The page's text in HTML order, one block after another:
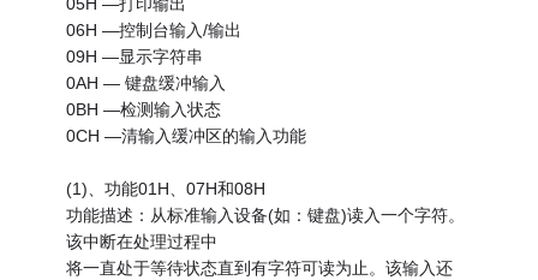
05H —打印输出
06H —控制台输入/输出
09H —显示字符串
0AH — 键盘缓冲输入
0BH —检测输入状态
0CH —清输入缓冲区的输入功能
(1)、功能01H、07H和08H
功能描述：从标准输入设备(如：键盘)读入一个字符。
该中断在处理过程中
将一直处于等待状态直到有字符可读为止。该输入还